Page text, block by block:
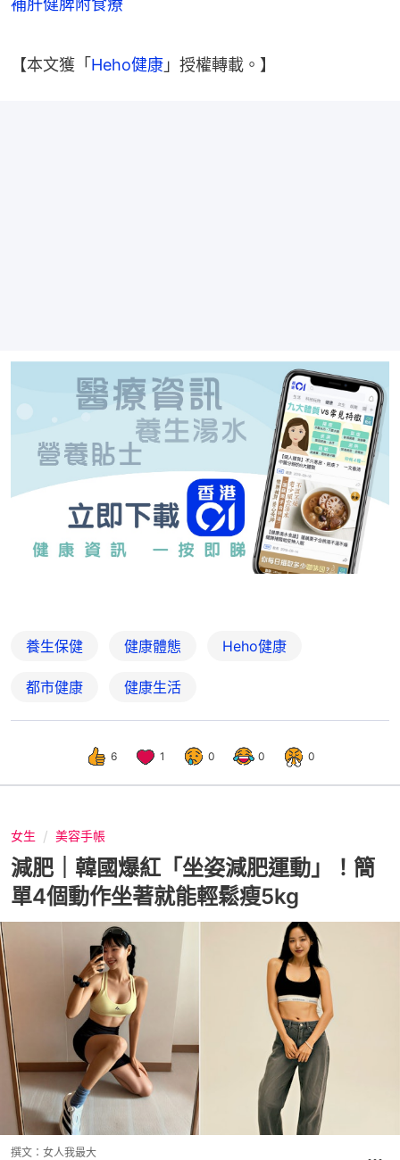
補肝健脾附食療
【本文獲「Heho健康 」授權轉載。】
養生保健 健康體態 Heho健康
都市健康 健康生活
6 1 0 0 0
女生 美容手帳
減肥｜韓國爆紅「坐姿減肥運動」！簡
單4個動作坐著就能輕鬆瘦5kg
撰文： 女人我最大